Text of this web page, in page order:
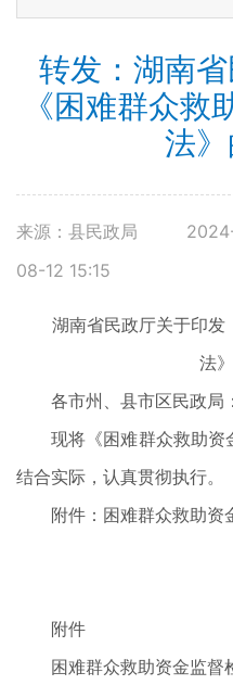
转发：湖南
《困难群众救
法
来源：县民政局
08-12 15:15
湖南省民政厅关于印发
法
各市州、县市区民政局：
现将《困难群众救助资
结合实际，认真贯彻执行。
附件：困难群众救助资
附件
困难群众救助资金监督